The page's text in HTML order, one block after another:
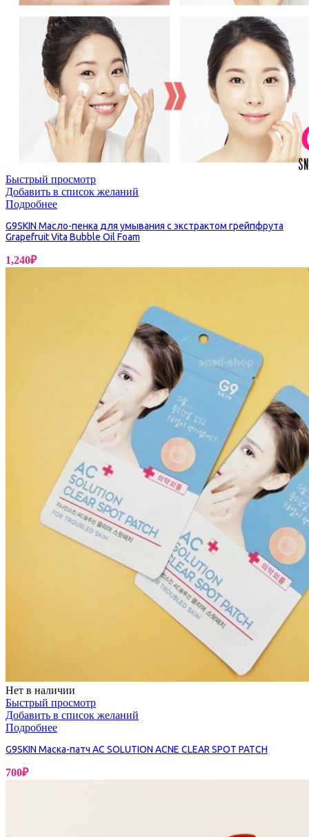
Быстрый просмотр
Добавить в список желаний
Подробнее
G9SKIN Масло-пенка для умывания с экстрактом грейпфрута
Grapefruit Vita Bubble Oil Foam
1,240₽
Нет в наличии
Быстрый просмотр
Добавить в список желаний
Подробнее
G9SKIN Маска-патч AC SOLUTION ACNE CLEAR SPOT PATCH
700₽